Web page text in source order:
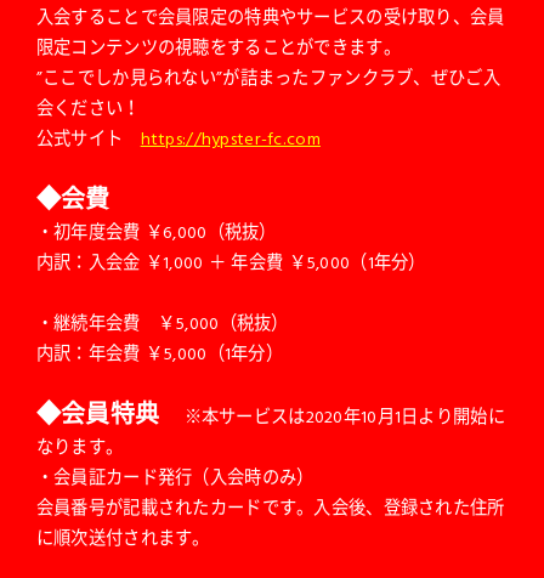
入会することで会員限定の特典やサービスの受け取り、会員
限定コンテンツの視聴をすることができます。
”ここでしか見られない”が詰まったファンクラブ、ぜひご入
会ください！
公式サイト https://hypster-fc.com
◆会費
・初年度会費 ￥6,000（税抜）
内訳：入会金 ￥1,000 ＋ 年会費 ￥5,000（1年分）
・継続年会費 ￥5,000（税抜）
内訳：年会費 ￥5,000（1年分）
◆会員特典
※本サービスは2020年10月1日より開始に
なります。
・会員証カード発行（入会時のみ）
会員番号が記載されたカードです。入会後、登録された住所
に順次送付されます。